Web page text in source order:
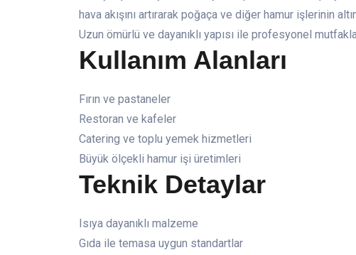
hava akışını artırarak poğaça ve diğer hamur işlerinin
Uzun ömürlü ve dayanıklı yapısı ile profesyonel
Kullanım Alanları
Fırın ve pastaneler
Restoran ve kafeler
Catering ve toplu yemek hizmetleri
Büyük ölçekli hamur işi üretimleri
Teknik Detaylar
Isıya dayanıklı malzeme
Gıda ile temasa uygun standartlar